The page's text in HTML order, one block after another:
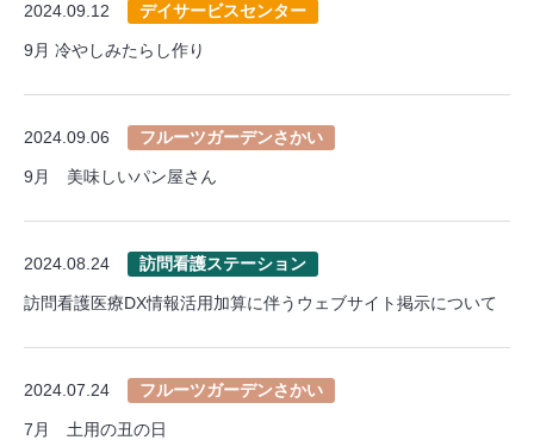
2024.09.12 デイサービスセンター
9月 冷やしみたらし作り
2024.09.06 フルーツガーデンさかい
9月 美味しいパン屋さん
2024.08.24 訪問看護ステーション
訪問看護医療DX情報活用加算に伴うウェブサイト掲示について
2024.07.24 フルーツガーデンさかい
7月 土用の丑の日